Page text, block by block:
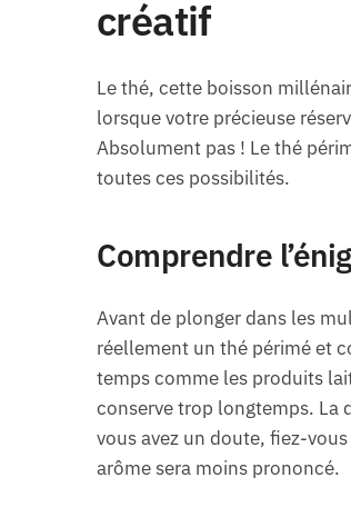
créatif
Le thé, cette boisson
lorsque votre précieuse
Absolument pas ! Le thé
toutes ces possibilités.
Comprendre
Avant de plonger dans les
réellement un thé périmé et
temps comme les produits
conserve trop longtemps. La
vous avez un doute, fiez-
arôme sera moins prononcé.